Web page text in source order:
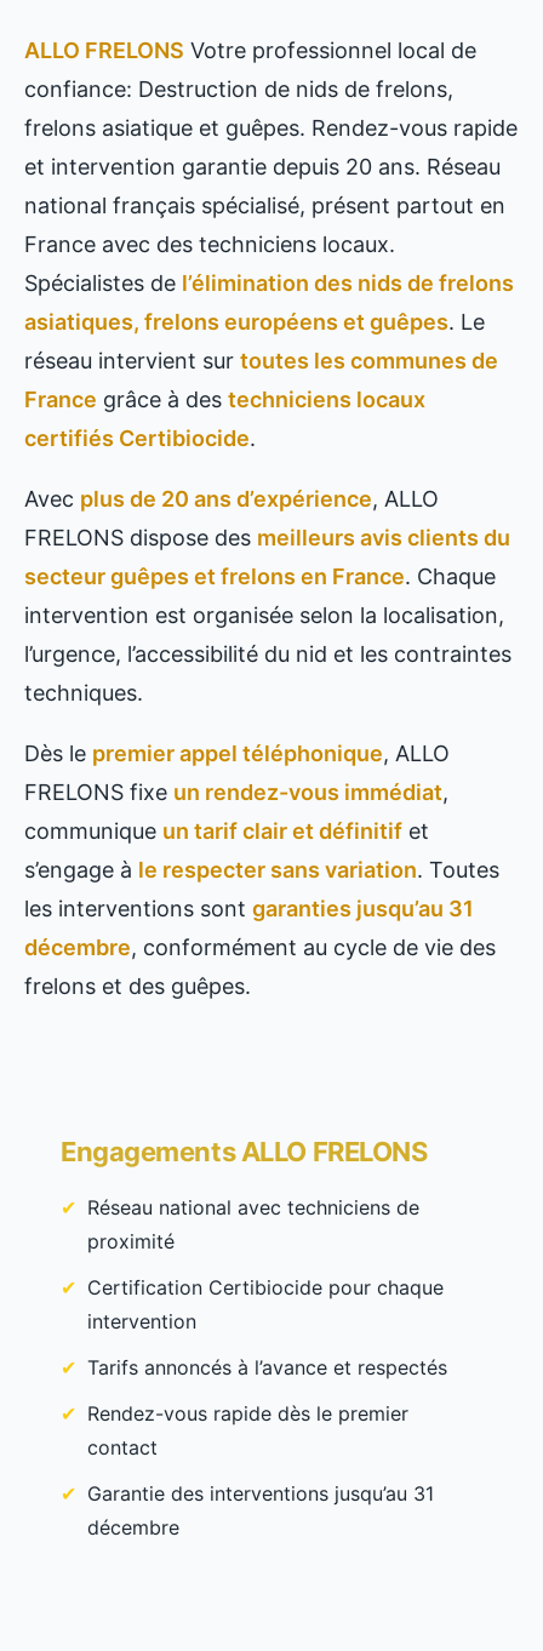
ALLO FRELONS Votre professionnel local de
confiance: Destruction de nids de frelons,
frelons asiatique et guêpes. Rendez-vous rapide
et intervention garantie depuis 20 ans. Réseau
national français spécialisé, présent partout en
France avec des techniciens locaux.
Spécialistes de l’élimination des nids de frelons
asiatiques, frelons européens et guêpes. Le
réseau intervient sur toutes les communes de
France grâce à des techniciens locaux
certifiés Certibiocide.
Avec plus de 20 ans d’expérience, ALLO
FRELONS dispose des meilleurs avis clients du
secteur guêpes et frelons en France. Chaque
intervention est organisée selon la localisation,
l’urgence, l’accessibilité du nid et les contraintes
techniques.
Dès le premier appel téléphonique, ALLO
FRELONS fixe un rendez-vous immédiat,
communique un tarif clair et définitif et
s’engage à le respecter sans variation. Toutes
les interventions sont garanties jusqu’au 31
décembre, conformément au cycle de vie des
frelons et des guêpes.
Engagements ALLO FRELONS
Réseau national avec techniciens de
proximité
Certification Certibiocide pour chaque
intervention
Tarifs annoncés à l’avance et respectés
Rendez-vous rapide dès le premier
contact
Garantie des interventions jusqu’au 31
décembre